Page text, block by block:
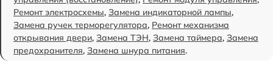
Ремонт электросхемы, Замена индикаторной лампы,
Замена ручек терморегулятора, Ремонт механизма
открывания двери, Замена ТЭН, Замена таймера, Замена
предохранителя, Замена шнура питания.